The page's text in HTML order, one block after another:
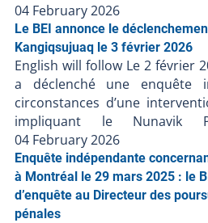
04 February 2026
Le BEI annonce le
Kangiqsujuaq le 3 février 2026
English will follow Le 2 février
a déclenché une enquête
circonstances d’une
impliquant le Nunavik
renseignements préliminaires
suggèrent ce qui suit : Le 30
les policiers auraient procédé
personne à la suite de sa fuite
amené la personne au sol
04 February 2026
Enquête indépendante
à Montréal le 29 mars 2025 : le
d’enquête au Directeur des
pénales